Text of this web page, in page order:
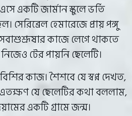
একটি জার্মান স্কুলে ভর্তি
হেমারেজে প্রায় পঙ্গু
কাজে লেগে থাকতে
টের পায়নি ছেলেটি।
কাজ। শৈশবে যে স্বপ্ন দেখত,
এতক্ষণ যে ছেলেটির কথা বললাম,
একটি গ্রামে জন্ম।